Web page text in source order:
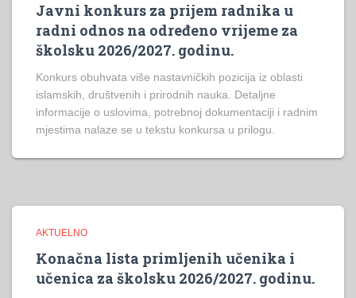
Javni konkurs za prijem radnika u
radni odnos na određeno vrijeme za
školsku 2026/2027. godinu.
Konkurs obuhvata više nastavničkih pozicija iz oblasti
islamskih, društvenih i prirodnih nauka. Detaljne
informacije o uslovima, potrebnoj dokumentaciji i radnim
mjestima nalaze se u tekstu konkursa u prilogu.
AKTUELNO
Konačna lista primljenih učenika i
učenica za školsku 2026/2027. godinu.